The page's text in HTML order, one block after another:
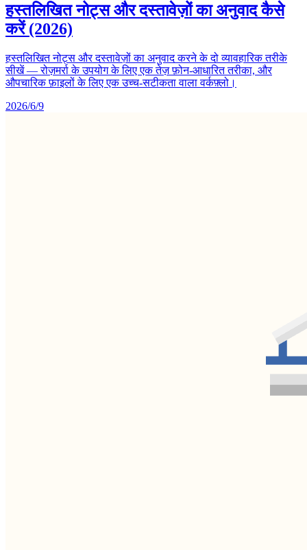
हस्तलिखित नोट्स और दस्तावेज़ों का अनुवाद कैसे
करें (2026)
हस्तलिखित नोट्स और दस्तावेज़ों का अनुवाद करने के दो व्यावहारिक तरीके
सीखें — रोज़मर्रा के उपयोग के लिए एक तेज़ फ़ोन-आधारित तरीका, और
औपचारिक फ़ाइलों के लिए एक उच्च-सटीकता वाला वर्कफ़्लो।
2026/6/9